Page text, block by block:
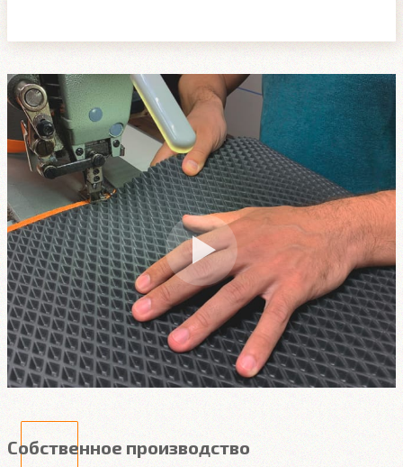
Собственное производство